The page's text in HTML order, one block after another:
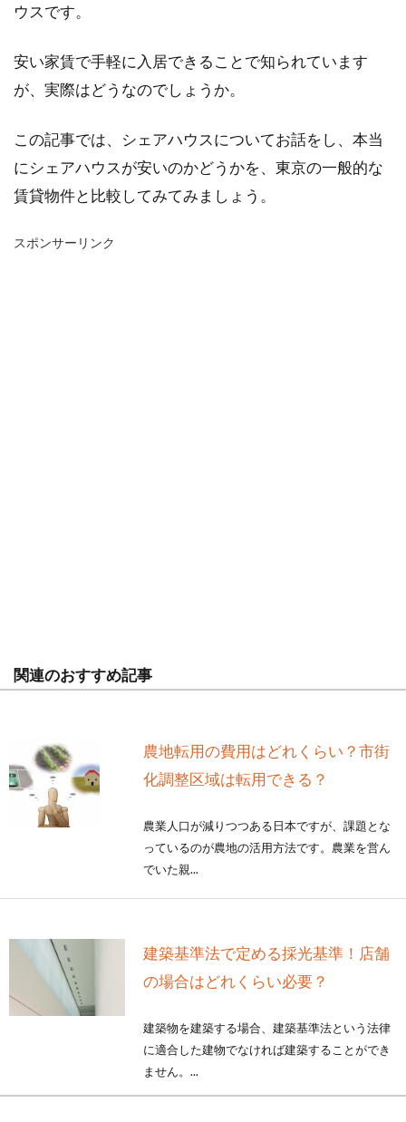
ウスです。
安い家賃で手軽に入居できることで知られています
が、実際はどうなのでしょうか。
この記事では、シェアハウスについてお話をし、本当
にシェアハウスが安いのかどうかを、東京の一般的な
賃貸物件と比較してみてみましょう。
スポンサーリンク
関連のおすすめ記事
農地転用の費用はどれくらい？市街
化調整区域は転用できる？
農業人口が減りつつある日本ですが、課題とな
っているのが農地の活用方法です。農業を営ん
でいた親...
建築基準法で定める採光基準！店舗
の場合はどれくらい必要？
建築物を建築する場合、建築基準法という法律
に適合した建物でなければ建築することができ
ません。...